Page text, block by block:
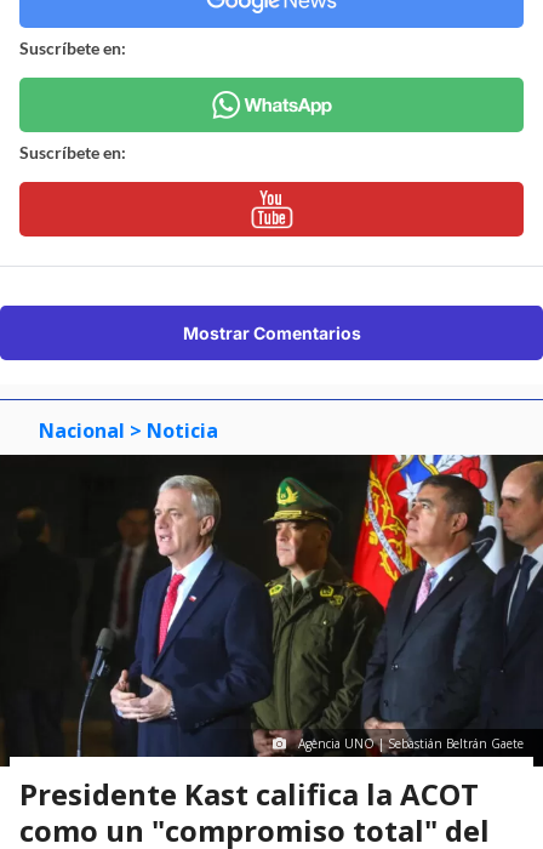
Suscríbete en:
Suscríbete en:
Mostrar Comentarios
Nacional > Noticia
Agencia UNO | Sebastián Beltrán Gaete
Presidente Kast califica la ACOT
como un "compromiso total" del